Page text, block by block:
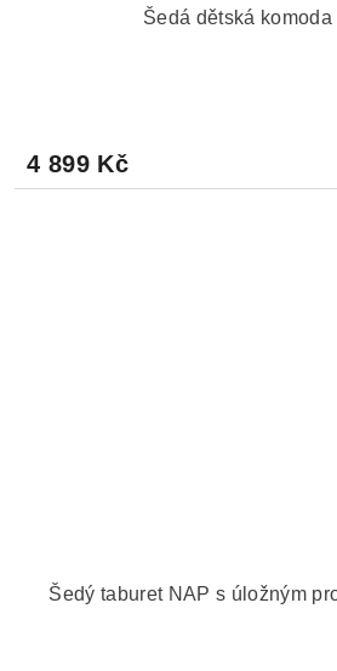
Šedá dětská komoda
4 899 Kč
Šedý taburet NAP s úložným